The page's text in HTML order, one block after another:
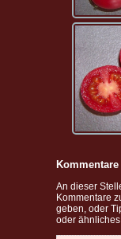
Kommentare
An dieser
Kommentare
geben, oder
oder